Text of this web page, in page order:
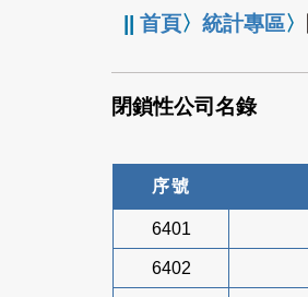
||首頁〉統計專區〉
閉鎖性公司名錄
序號
6401
6402